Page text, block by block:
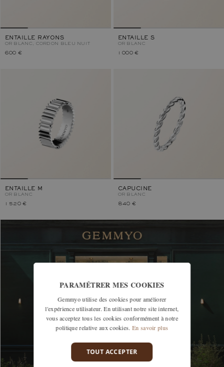
ENTAILLE RAYONS
OR BLANC, CORDON BLEU NUIT
600 €
ENTAILLE S
OR BLANC
1 000 €
ENTAILLE M
OR BLANC
1 520 €
CAPUCINE
OR BLANC
840 €
DÉCOUVREZ NOS BOUTIQUES
PARAMÉTRER MES COOKIES
Gemmyo utilise des cookies pour améliorer
l'expérience utilisateur. En utilisant notre site internet,
vous acceptez tous les cookies conformément à notre
politique relative aux cookies. En savoir plus
TOUT ACCEPTER